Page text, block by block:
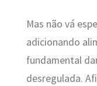
Mas não vá
adicionando
fundamental
desregulada.